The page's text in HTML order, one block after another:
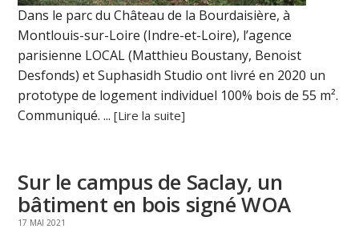
Dans le parc du Château de la Bourdaisière, à
Montlouis-sur-Loire (Indre-et-Loire), l’agence
parisienne LOCAL (Matthieu Boustany, Benoist
Desfonds) et Suphasidh Studio ont livré en 2020 un
prototype de logement individuel 100% bois de 55 m².
Communiqué. ...[Lire la suite]
Sur le campus de Saclay, un
bâtiment en bois signé WOA
17 MAI 2021